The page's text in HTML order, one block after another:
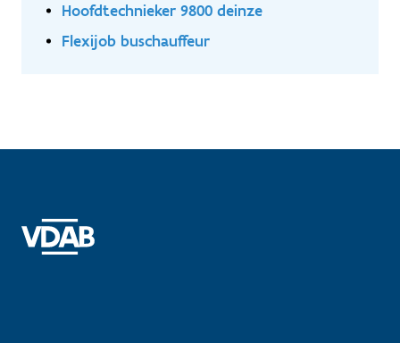
Hoofdtechnieker 9800 deinze
Flexijob buschauffeur